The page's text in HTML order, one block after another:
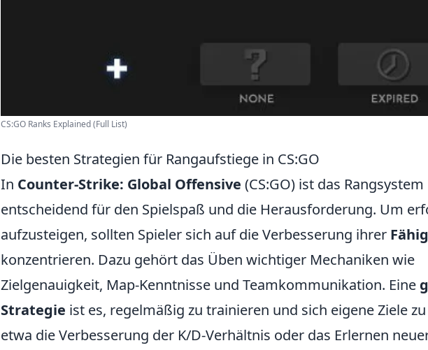
CS:GO Ranks Explained (Full List)
Die besten Strategien für Rangaufstiege in CS:GO
In Counter-Strike: Global Offensive (CS:GO) ist das Rangsystem
entscheidend für den Spielspaß und die Herausforderung. Um
aufzusteigen, sollten Spieler sich auf die Verbesserung ihrer
konzentrieren. Dazu gehört das Üben wichtiger Mechaniken wie
Zielgenauigkeit, Map-Kenntnisse und Teamkommunikation. Eine
Strategie ist es, regelmäßig zu trainieren und sich eigene Ziele
etwa die Verbesserung der K/D-Verhältnis oder das Erlernen